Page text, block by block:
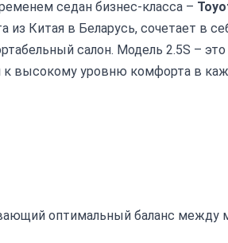
седан бизнес-класса –
Китая в Беларусь, сочетает в
салон. Модель 2.5S –
высокому уровню комфорта в
оптимальный баланс